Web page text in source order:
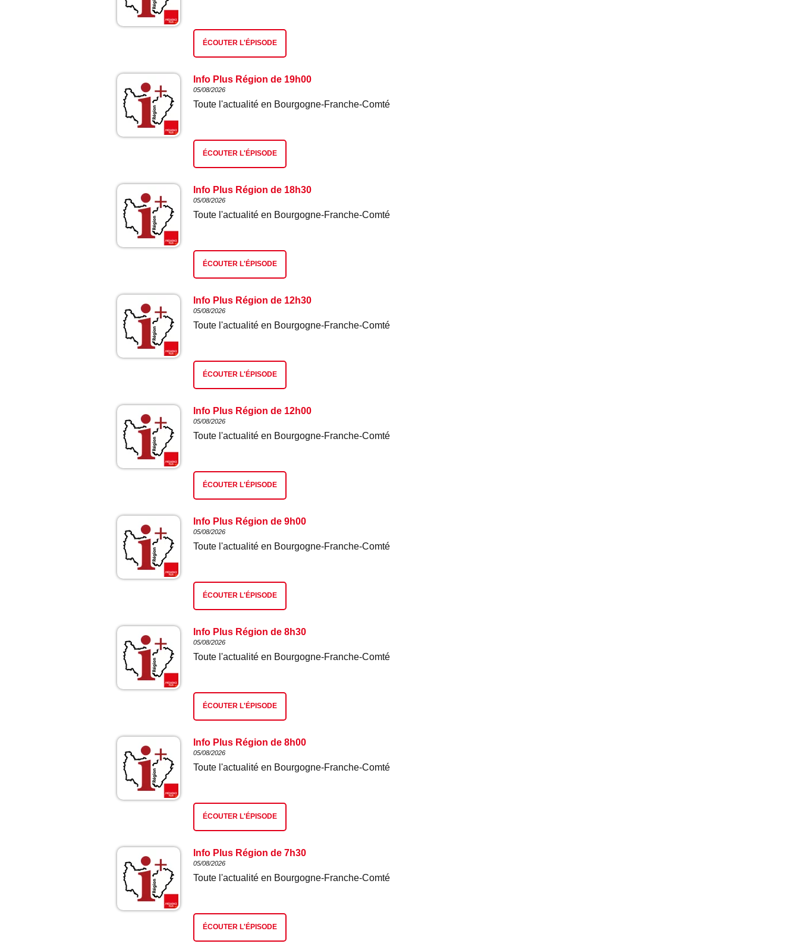
ÉCOUTER L'ÉPISODE
Info Plus Région de 19h00
05/08/2026
Toute l'actualité en Bourgogne-Franche-Comté
ÉCOUTER L'ÉPISODE
Info Plus Région de 18h30
05/08/2026
Toute l'actualité en Bourgogne-Franche-Comté
ÉCOUTER L'ÉPISODE
Info Plus Région de 12h30
05/08/2026
Toute l'actualité en Bourgogne-Franche-Comté
ÉCOUTER L'ÉPISODE
Info Plus Région de 12h00
05/08/2026
Toute l'actualité en Bourgogne-Franche-Comté
ÉCOUTER L'ÉPISODE
Info Plus Région de 9h00
05/08/2026
Toute l'actualité en Bourgogne-Franche-Comté
ÉCOUTER L'ÉPISODE
Info Plus Région de 8h30
05/08/2026
Toute l'actualité en Bourgogne-Franche-Comté
ÉCOUTER L'ÉPISODE
Info Plus Région de 8h00
05/08/2026
Toute l'actualité en Bourgogne-Franche-Comté
ÉCOUTER L'ÉPISODE
Info Plus Région de 7h30
05/08/2026
Toute l'actualité en Bourgogne-Franche-Comté
ÉCOUTER L'ÉPISODE